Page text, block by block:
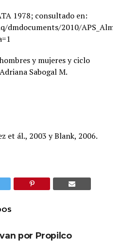
1978; consultado en:
dmdocuments/2010/
y mujeres y ciclo
Sabogal M.
et ál., 2003 y Blank, 2006.
por Propilco